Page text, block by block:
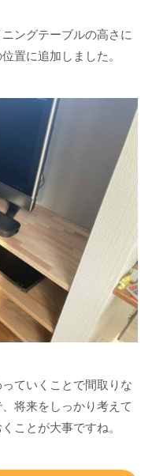
ングテーブルの高さに
置に追加しました。
ていくことで間取りな
将来をしっかり考えて
ことが大事ですね。